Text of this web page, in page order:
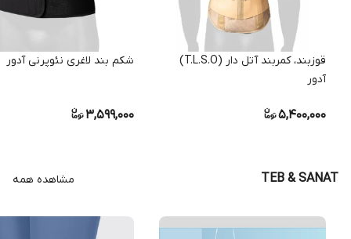
قوزبند، کمربند آتل دار (T.L.S.O)
آدور
5,400,000
شکم بند لاغری نئوپرنی آدور
3,599,000
TEB & SANAT مشاهده همه